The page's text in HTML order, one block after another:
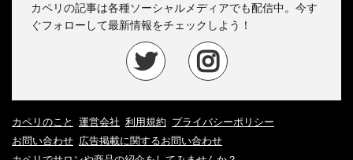
カペリの記事は各種ソーシャルメディアでも配信中。今す
ぐフォローして最新情報をチェックしよう！
カペリのこと 運営会社 利用規約 プライバシーポリシー
お問い合わせ 広告掲載に関するお問い合わせ